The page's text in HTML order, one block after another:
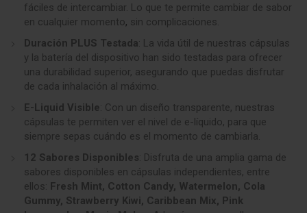
fáciles de intercambiar. Lo que te permite cambiar de sabor
en cualquier momento, sin complicaciones.
Duración PLUS Testada: La vida útil de nuestras cápsulas
y la batería del dispositivo han sido testadas para ofrecer
una durabilidad superior, asegurando que puedas disfrutar
de cada inhalación al máximo.
E-Liquid Visible: Con un diseño transparente, nuestras
cápsulas te permiten ver el nivel de e-líquido, para que
siempre sepas cuándo es el momento de cambiarla.
12 Sabores Disponibles: Disfruta de una amplia gama de
sabores disponibles en cápsulas independientes, entre
ellos: Fresh Mint, Cotton Candy, Watermelon, Cola
Gummy, Strawberry Kiwi, Caribbean Mix, Pink